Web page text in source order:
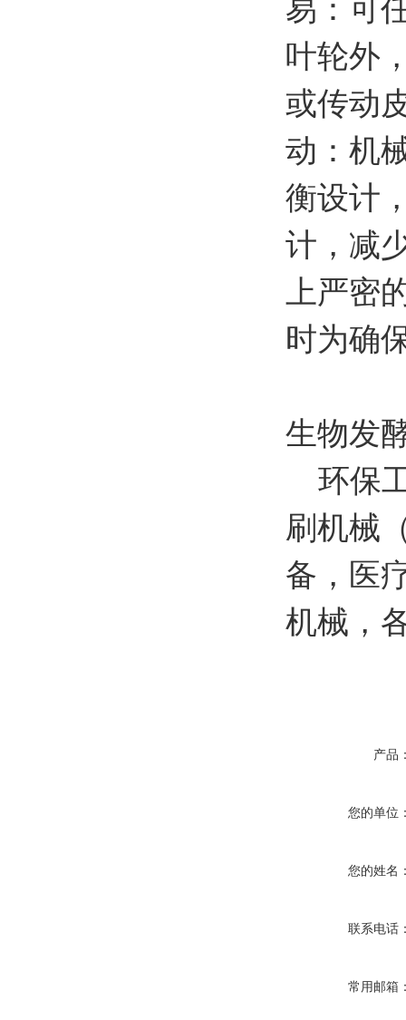
易：可
叶轮外
或传动
动：机
衡设计
计，减
上严密
时为确
生物发
环保
刷机械
备，医
机械，
产品
您的单位
您的姓名
联系电话
常用邮箱